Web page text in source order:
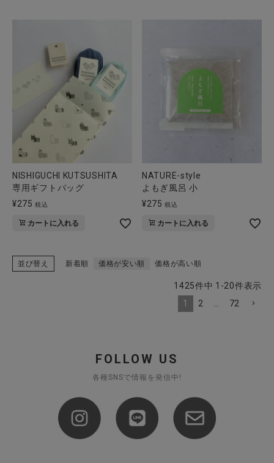
NISHIGUCHI KUTSUSHITA
専用ギフトバッグ
¥275 税込
カートに入れる
NATURE-style
よもぎ風呂 小
¥275 税込
カートに入れる
並び替え 新着順 価格が安い順 価格が高い順
1425件中 1 -20件表示
1
2 … 72
FOLLOW US
各種SNSで情報を発信中!